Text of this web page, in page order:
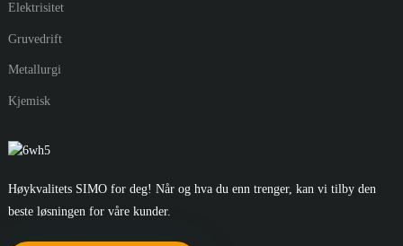
Elektrisitet
Gruvedrift
Metallurgi
Kjemisk
Høykvalitets SIMO for deg! Når og hva du enn trenger, kan vi tilby den
beste løsningen for våre kunder.